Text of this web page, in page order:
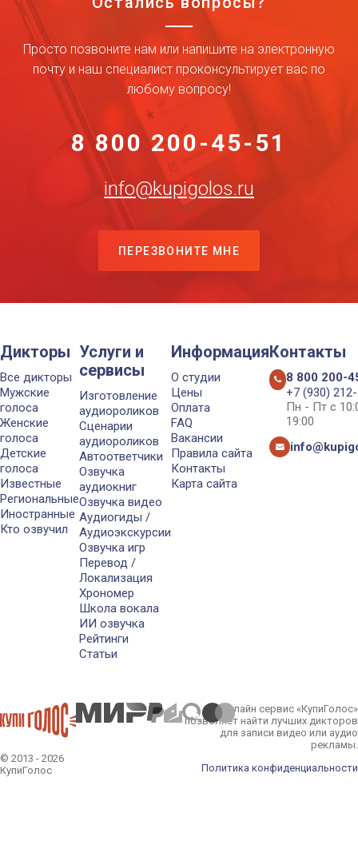
Просто позвоните нам или напишите на электронную
почту и наш специалист проконсультирует вас по
любому вопросу!
8 800 200-45-51
info@kupigolos.ru
ПЕРЕЗВОНИТЕ МНЕ
Дикторы
Все дикторы
Мужские
голоса
Женские
голоса
Детские
голоса
Известные
Региональные
Иностранные
Кто озвучил
Услуги и
сервисы
Изготовление
аудиороликов
Сценарии
аудиороликов
Автоответчики
Озвучка
аудиокниг
Озвучка видео
Аудиогиды /
Аудиоэкскурсии
Озвучка игр
Перевод /
Локализация
Хрономер
Школа вокала
ИИ озвучка
Рейтинги
Статьи
Информация
О студии
Цены
Оплата
FAQ
Вакансии
Правила сайта
Контакты
Карта сайта
Контакты
8 800 200-
+7 (930)
Пн - Пт с
19:00
© 2013 - 2026
КупиГолос
Онлайн сервис «КупиГолос»
позволяет найти лучших дикторов
для записи видео или аудио
рекламы.
Политика конфиденциальности